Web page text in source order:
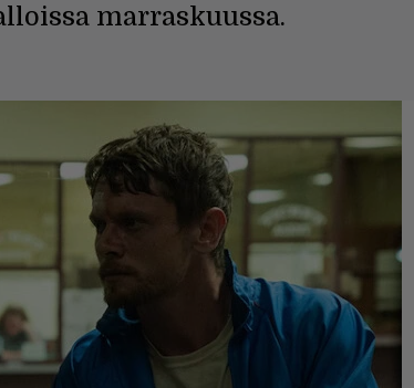
marraskuussa.